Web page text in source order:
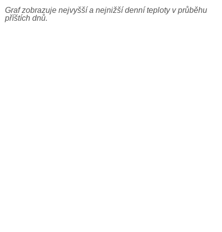
Graf zobrazuje nejvyšší a nejnižší denní teploty v průběhu
příštích dnů.